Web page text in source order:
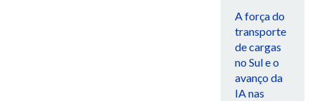
A força do
transporte
de cargas
no Sul e o
avanço da
IA nas